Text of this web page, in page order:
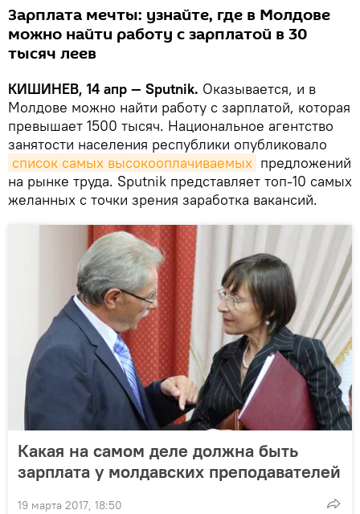
Зарплата мечты: узнайте, где в Молдове
можно найти работу с зарплатой в 30
тысяч леев
КИШИНЕВ, 14 апр — Sputnik. Оказывается, и в
Молдове можно найти работу с зарплатой, которая
превышает 1500 тысяч. Национальное агентство
занятости населения республики опубликовало
список самых высокооплачиваемых предложений
на рынке труда. Sputnik представляет топ-10 самых
желанных с точки зрения заработка вакансий.
Какая на самом деле должна быть
зарплата у молдавских преподавателей
19 марта 2017, 18:50